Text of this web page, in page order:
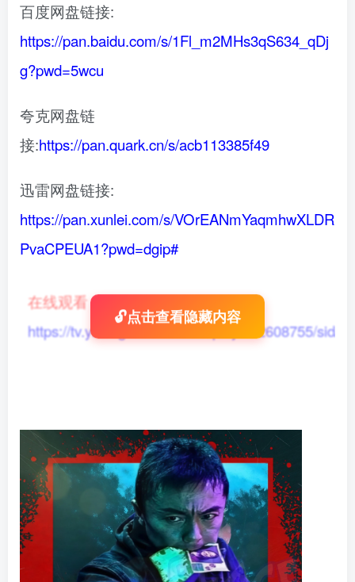
百度网盘链接:
https://pan.baidu.com/s/1Fl_m2MHs3qS634_qDj
g?pwd=5wcu
夸克网盘链
接:https://pan.quark.cn/s/acb113385f49
迅雷网盘链接:
https://pan.xunlei.com/s/VOrEANmYaqmhwXLDR
PvaCPEUA1?pwd=dgip#
在线观看：
https://tv.yikong666.com/vod/play/id/2608755/sid/
🔓点击查看隐藏内容